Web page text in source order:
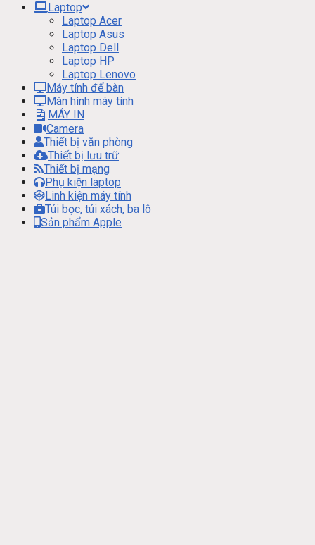
Laptop
Laptop Acer
Laptop Asus
Laptop Dell
Laptop HP
Laptop Lenovo
Máy tính để bàn
Màn hình máy tính
MÁY IN
Camera
Thiết bị văn phòng
Thiết bị lưu trữ
Thiết bị mạng
Phụ kiện laptop
Linh kiện máy tính
Túi bọc, túi xách, ba lô
Sản phẩm Apple